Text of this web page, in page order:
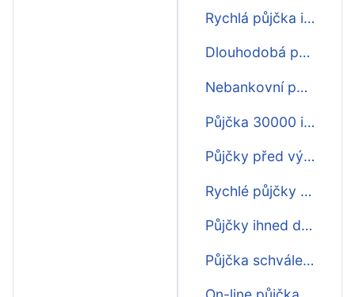
Rychlá půjčka ihned první zdarma
Dlouhodobá půjčka ihned
Nebankovní půjčka zdarma ihned
Půjčka 30000 ihned na účet
Půjčky před výplatou ihned na účet
Rychlé půjčky nonstop ihned na účet
Půjčky ihned dlouhodobé
Půjčka schválení online ihned